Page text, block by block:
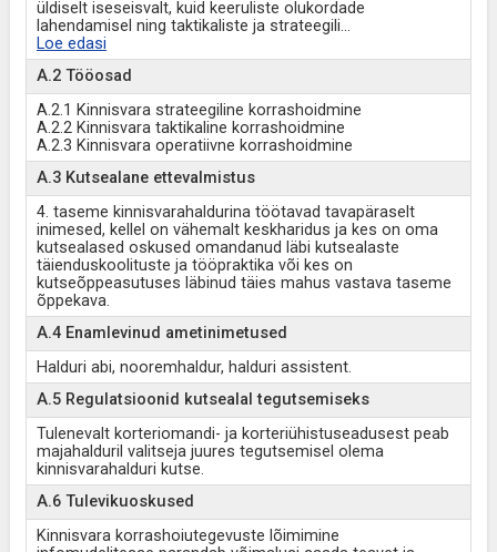
üldiselt iseseisvalt, kuid keeruliste olukordade
lahendamisel ning taktikaliste ja strateegili...
Loe edasi
A.2 Tööosad
A.2.1 Kinnisvara strateegiline korrashoidmine
A.2.2 Kinnisvara taktikaline korrashoidmine
A.2.3 Kinnisvara operatiivne korrashoidmine
A.3 Kutsealane ettevalmistus
4. taseme kinnisvarahaldurina töötavad tavapäraselt
inimesed, kellel on vähemalt keskharidus ja kes on oma
kutsealased oskused omandanud läbi kutsealaste
täienduskoolituste ja tööpraktika või kes on
kutseõppeasutuses läbinud täies mahus vastava taseme
õppekava.
A.4 Enamlevinud ametinimetused
Halduri abi, nooremhaldur, halduri assistent.
A.5 Regulatsioonid kutsealal tegutsemiseks
Tulenevalt korteriomandi- ja korteriühistuseadusest peab
majahalduril valitseja juures tegutsemisel olema
kinnisvarahalduri kutse.
A.6 Tulevikuoskused
Kinnisvara korrashoiutegevuste lõimimine